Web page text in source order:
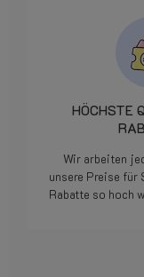
HÖCHSTE
Wir arbeiten
unsere Preise für
Rabatte so hoch